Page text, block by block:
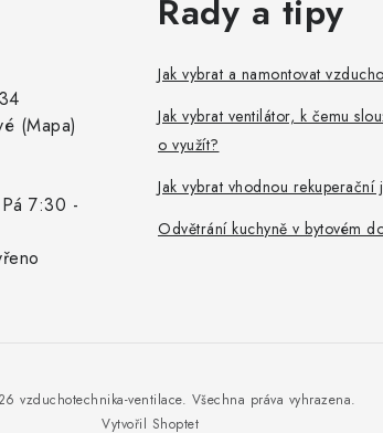
(Mapa)
7:30 -
Rady a tipy
Jak vybrat a namontovat
Jak vybrat ventilátor, k čemu
o využít?
Jak vybrat vhodnou rekuperační
Odvětrání kuchyně v bytovém
Vytvořil Shoptet
vzduchotechnika-ventilace. Všechna práva vyhrazena.